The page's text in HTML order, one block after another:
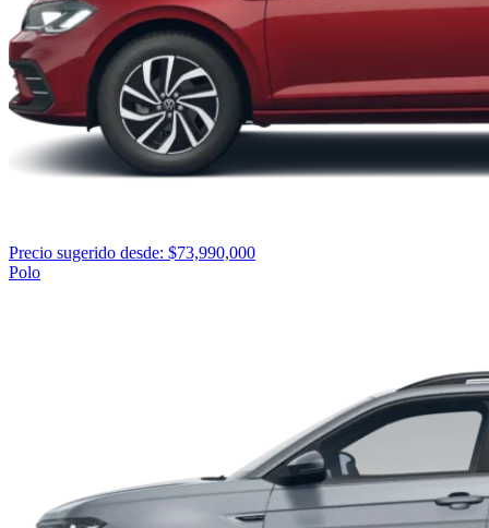
Precio sugerido desde: $73,990,000
Polo